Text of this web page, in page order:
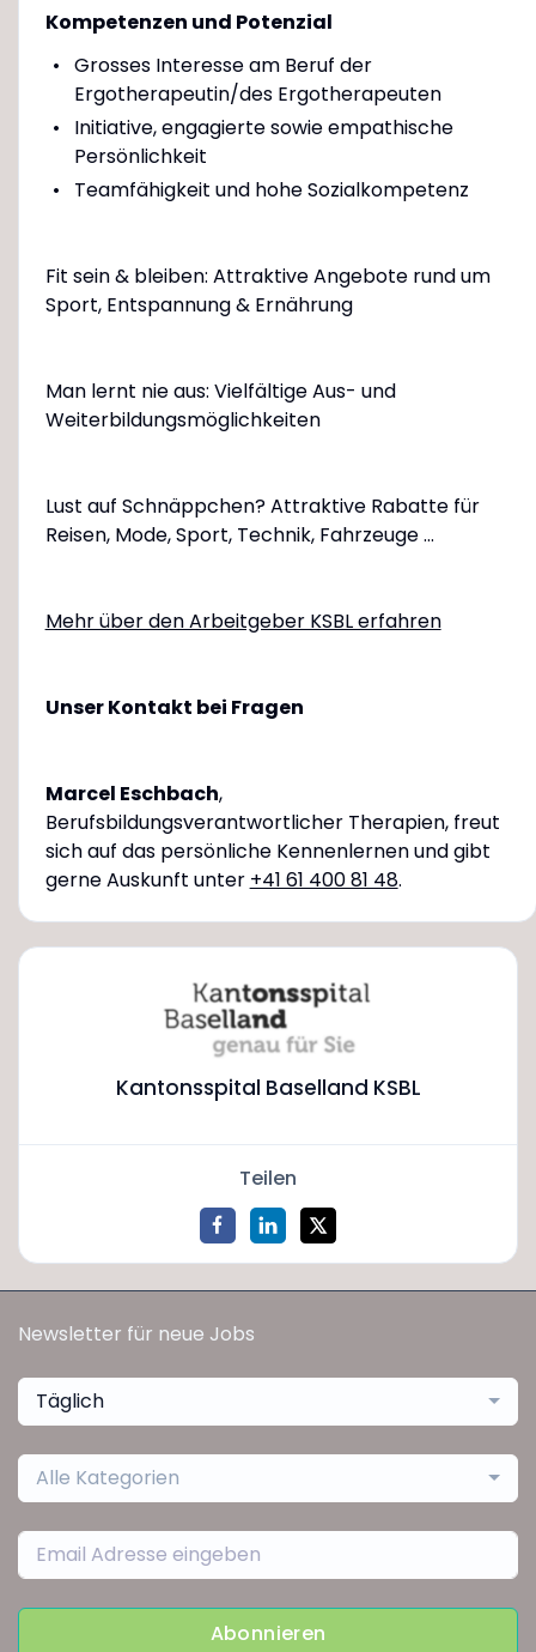
Kompetenzen und Potenzial
Grosses Interesse am Beruf der
Ergotherapeutin/des Ergotherapeuten
Initiative, engagierte sowie empathische
Persönlichkeit
Teamfähigkeit und hohe Sozialkompetenz
Fit sein & bleiben: Attraktive Angebote rund um
Sport, Entspannung & Ernährung
Man lernt nie aus: Vielfältige Aus- und
Weiterbildungsmöglichkeiten
Lust auf Schnäppchen? Attraktive Rabatte für
Reisen, Mode, Sport, Technik, Fahrzeuge ...
Mehr über den Arbeitgeber KSBL erfahren
Unser Kontakt bei Fragen
Marcel Eschbach,
Berufsbildungsverantwortlicher Therapien, freut
sich auf das persönliche Kennenlernen und gibt
gerne Auskunft unter +41 61 400 81 48.
Kantonsspital Baselland KSBL
Teilen
Newsletter für neue Jobs
Täglich
Alle Kategorien
Abonnieren